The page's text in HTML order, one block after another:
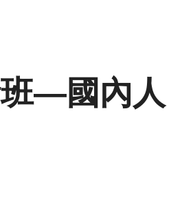
—國內人